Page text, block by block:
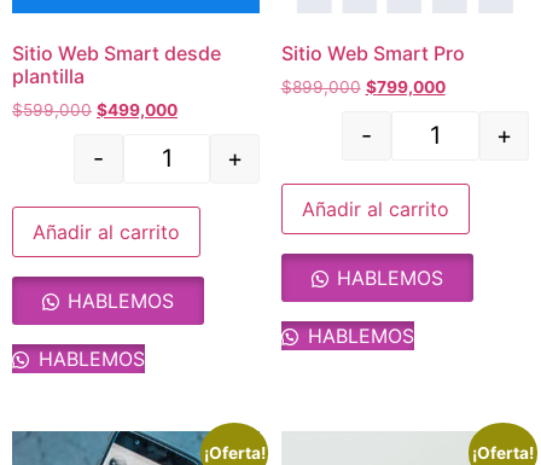
Sitio Web Smart desde
plantilla
$599,000 $499,000
- +
Añadir al carrito
HABLEMOS
HABLEMOS
Sitio Web Smart Pro
$899,000 $799,000
- +
Añadir al carrito
HABLEMOS
HABLEMOS
¡Oferta! ¡Oferta!